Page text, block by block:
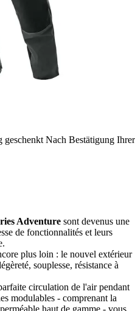
geschenkt Nach Bestätigung Ihrer
Adventure sont devenus une
de fonctionnalités et leurs
plus loin : le nouvel extérieur
souplesse, résistance à
circulation de l'air pendant
modulables - comprenant la